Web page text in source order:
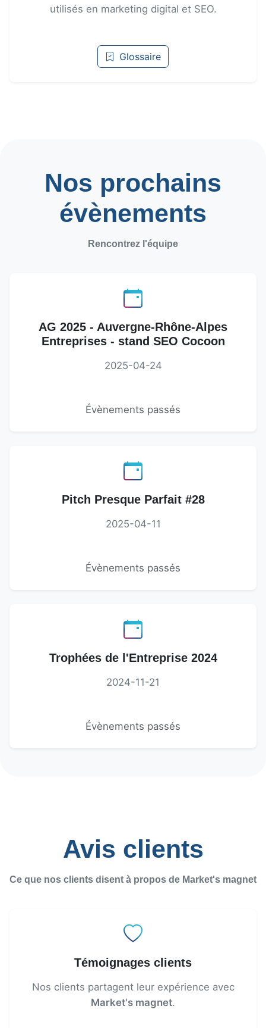
utilisés en marketing digital et SEO.
Glossaire
Nos prochains
évènements
Rencontrez l'équipe
AG 2025 - Auvergne-Rhône-Alpes
Entreprises - stand SEO Cocoon
2025-04-24
Évènements passés
Pitch Presque Parfait #28
2025-04-11
Évènements passés
Trophées de l'Entreprise 2024
2024-11-21
Évènements passés
Avis clients
Ce que nos clients disent à propos de Market's magnet
Témoignages clients
Nos clients partagent leur expérience avec
Market's magnet.